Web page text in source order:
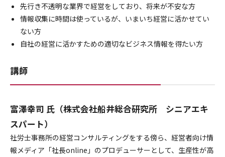
先行き不透明な業界で経営をしており、将来が不安な方
情報収集に時間は使っているが、いまいち経営に活かせてい
ない方
自社の経営に活かすための適切なビジネス情報を得たい方
講師
富澤幸司 氏（株式会社船井総合研究所 シニアエキ
スパート）
社労士事務所の経営コンサルティングをする傍ら、経営者向け情
報メディア「社長online」のプロデューサーとして、生産性が高